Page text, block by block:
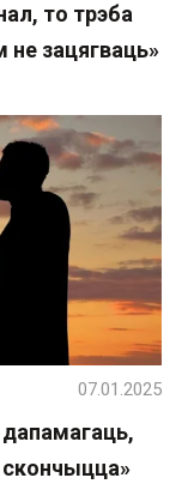
то трэба
не зацягваць»
скончыцца»
07.01.2025